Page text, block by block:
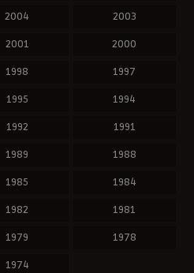
2004 2003
2001 2000
1998 1997
1995 1994
1992 1991
1989 1988
1985 1984
1982 1981
1979 1978
1974